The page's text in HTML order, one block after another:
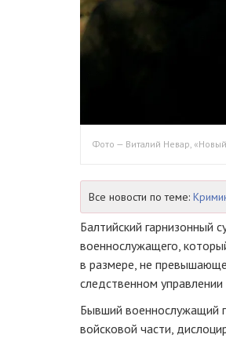
Фото — Виталий Невар,
Все новости по теме:
Балтийский гарнизонный
военнослужащего,
в размере, не
следственном
Бывший военнослужащий
войсковой части,